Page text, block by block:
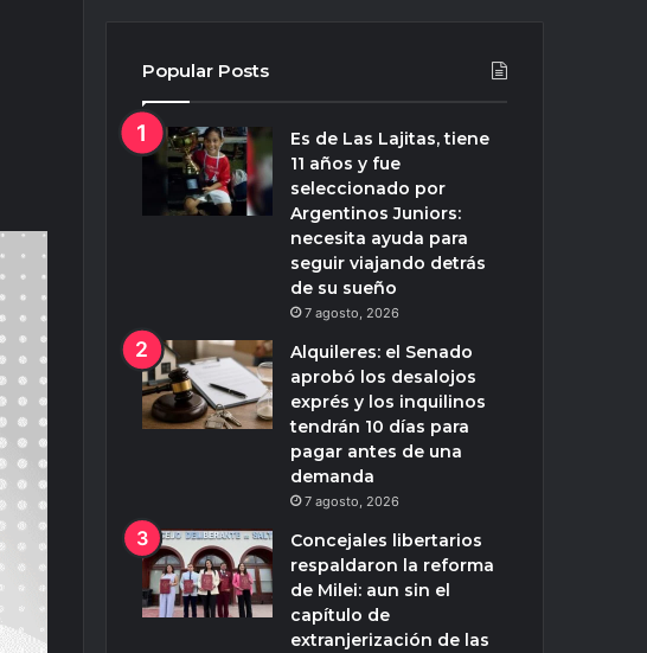
Popular Posts
Es de Las Lajitas, tiene
11 años y fue
seleccionado por
Argentinos Juniors:
necesita ayuda para
seguir viajando detrás
de su sueño
7 agosto, 2026
Alquileres: el Senado
aprobó los desalojos
exprés y los inquilinos
tendrán 10 días para
pagar antes de una
demanda
7 agosto, 2026
Concejales libertarios
respaldaron la reforma
de Milei: aun sin el
capítulo de
extranjerización de las